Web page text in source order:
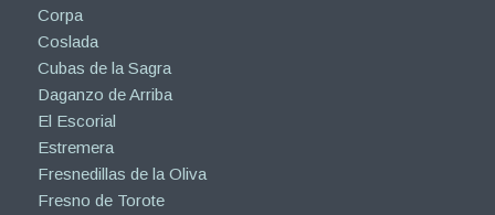
Corpa
Coslada
Cubas de la Sagra
Daganzo de Arriba
El Escorial
Estremera
Fresnedillas de la Oliva
Fresno de Torote